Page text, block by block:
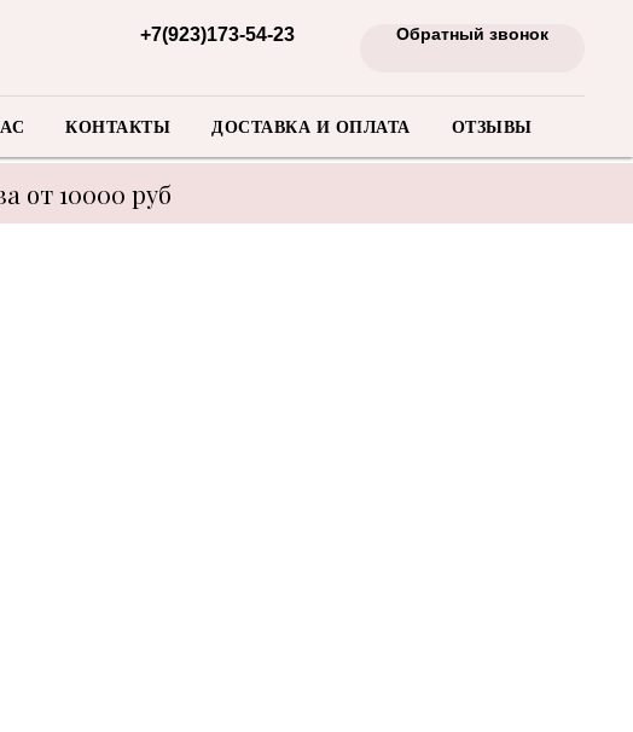
+7(923)173-54-23 Обратный звонок
КОНТАКТЫ ДОСТАВКА И ОПЛАТА ОТЗЫВЫ
от 10000 руб
у менеджера